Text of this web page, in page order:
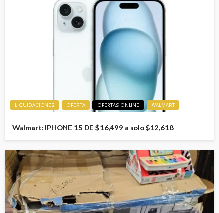
LIQUIDACIONES OFERTA OFERTAS ONLINE WALMART
Walmart: IPHONE 15 DE $16,499 a solo $12,618